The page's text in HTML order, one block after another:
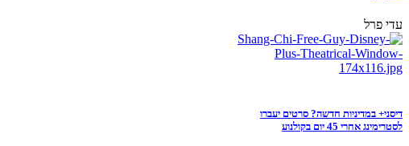
עדי פרל
דיסני+ במדיניות חדשה? סרטים יעברו
לסטרימינג אחרי 45 יום בקולנוע